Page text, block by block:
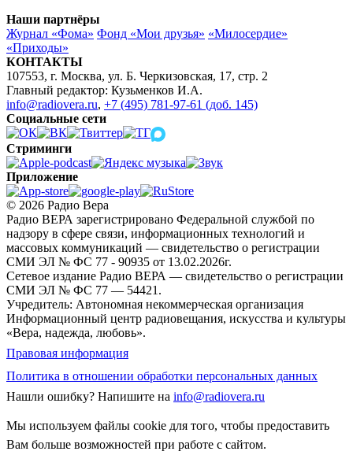
Наши партнёры
Журнал «Фома» Фонд «Мои друзья» «Милосердие»
«Приходы»
КОНТАКТЫ
107553, г. Москва, ул. Б. Черкизовская, 17, стр. 2
Главный редактор: Кузьменков И.А.
info@radiovera.ru, +7 (495) 781-97-61 (доб. 145)
Социальные сети
Стриминги
Приложение
© 2026 Радио Вера
Радио ВЕРА зарегистрировано Федеральной службой по
надзору в сфере связи, информационных технологий и
массовых коммуникаций — свидетельство о регистрации
СМИ ЭЛ № ФС 77 - 90935 от 13.02.2026г.
Сетевое издание Радио ВЕРА — свидетельство о регистрации
СМИ ЭЛ № ФС 77 — 54421.
Учредитель: Автономная некоммерческая организация
Информационный центр радиовещания, искусства и культуры
«Вера, надежда, любовь».
Правовая информация
Политика в отношении обработки персональных данных
Нашли ошибку? Напишите на info@radiovera.ru
Мы используем файлы cookie для того, чтобы предоставить
Вам больше возможностей при работе с сайтом.